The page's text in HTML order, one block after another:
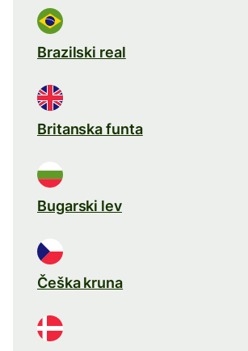
Brazilski real
Britanska funta
Bugarski lev
Češka kruna